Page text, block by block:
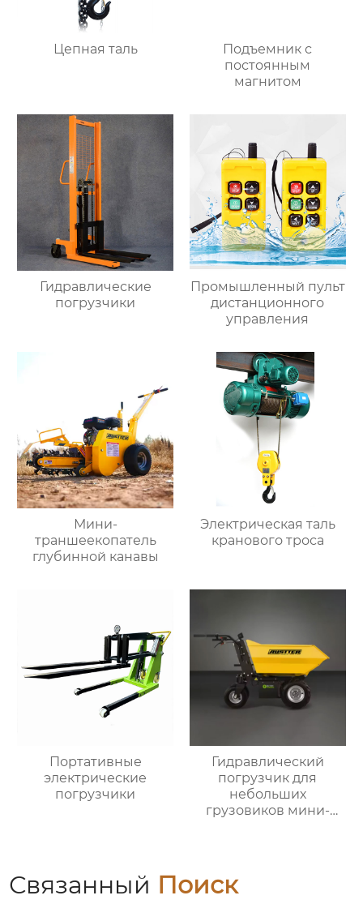
Цепная таль
Подъемник с
постоянным
магнитом
Гидравлические
погрузчики
Промышленный пульт
дистанционного
управления
Мини-
траншеекопатель
глубинной канавы
Электрическая таль
кранового троса
Портативные
электрические
погрузчики
Гидравлический
погрузчик для
небольших
грузовиков мини-
Связанный Поиск